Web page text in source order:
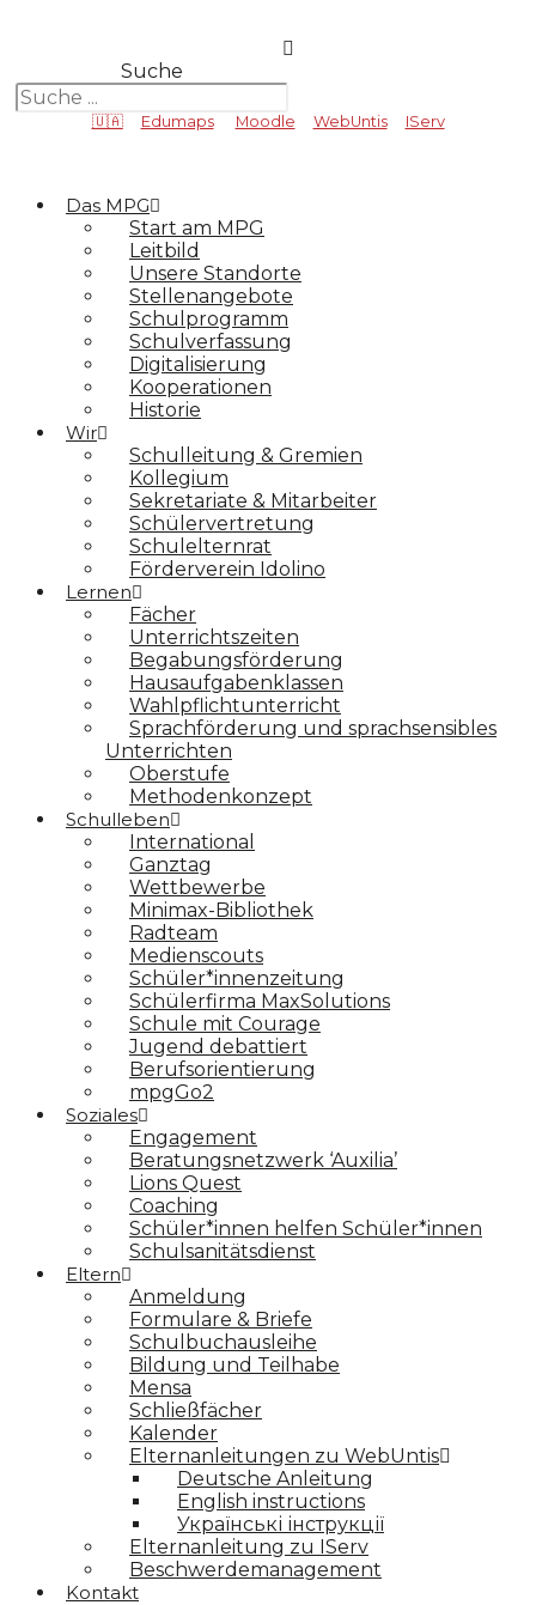
Suche
🇺🇦 Edumaps Moodle WebUntis IServ
Das MPG
Start am MPG
Leitbild
Unsere Standorte
Stellenangebote
Schulprogramm
Schulverfassung
Digitalisierung
Kooperationen
Historie
Wir
Schulleitung & Gremien
Kollegium
Sekretariate & Mitarbeiter
Schülervertretung
Schulelternrat
Förderverein Idolino
Lernen
Fächer
Unterrichtszeiten
Begabungs­förderung
Hausaufgabenklassen
Wahlpflichtunterricht
Sprachförderung und sprachsensibles
Unterrichten
Oberstufe
Methodenkonzept
Schulleben
International
Ganztag
Wettbewerbe
Minimax-Bibliothek​
Radteam
Medienscouts
Schüler*innenzeitung
Schülerfirma MaxSolutions
Schule mit Courage
Jugend debattiert
Berufsorientierung
mpgGo2
Soziales
Engagement
Beratungsnetzwerk ‘Auxilia’
Lions Quest
Coaching
Schüler*innen helfen Schüler*innen
Schulsanitätsdienst
Eltern
Anmeldung
Formulare & Briefe
Schulbuchausleihe
Bildung und Teilhabe
Mensa
Schließfächer
Kalender
Elternanleitungen zu WebUntis
Deutsche Anleitung
English instructions
Українські інструкції
Elternanleitung zu IServ
Beschwerdemanagement
Kontakt